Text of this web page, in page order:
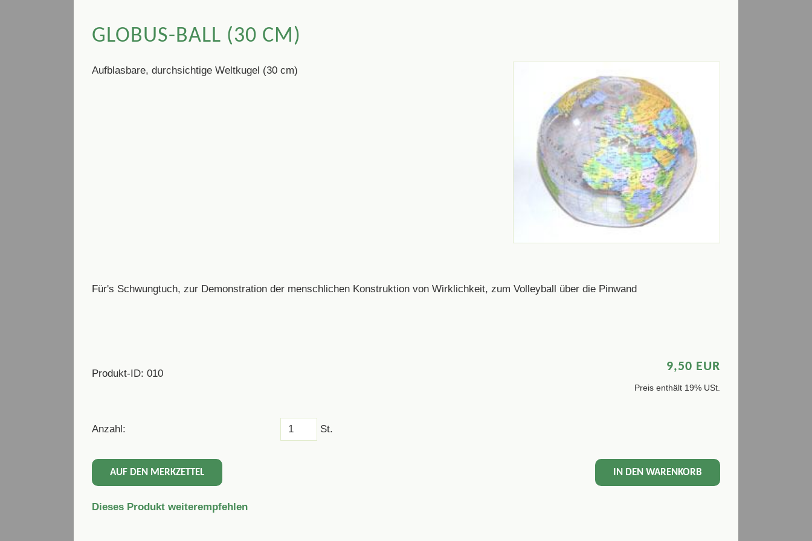
GLOBUS-BALL (30 CM)
Aufblasbare, durchsichtige Weltkugel (30 cm)
Für's Schwungtuch, zur Demonstration der menschlichen Konstruktion von Wirklichkeit, zum Volleyball über die Pinwand
Produkt-ID: 010 9,50 EUR
Preis enthält 19% USt.
Anzahl: St.
IN DEN WARENKORB
AUF DEN MERKZETTEL
Dieses Produkt weiterempfehlen